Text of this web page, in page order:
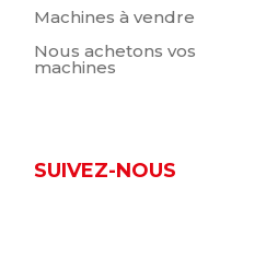
Machines à vendre
Nous achetons vos
machines
SUIVEZ-NOUS